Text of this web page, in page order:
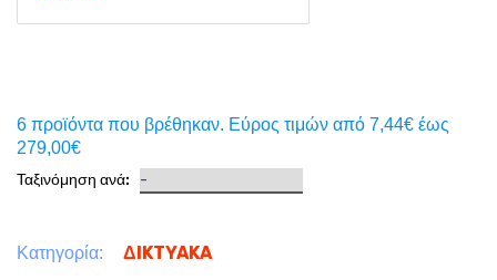
6 προϊόντα που βρέθηκαν. Eύρος τιμών από 7,44€ έως
279,00€
Ταξινόμηση ανά:
Κατηγορία: ΔIKTYAKA